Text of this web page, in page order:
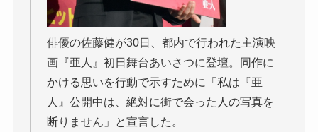
俳優の佐藤健が30日、都内で行われた主演映
画『亜人』初日舞台あいさつに登壇。同作に
かける思いを行動で示すために「私は『亜
人』公開中は、絶対に街で会った人の写真を
断りません」と宣言した。